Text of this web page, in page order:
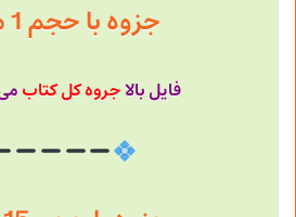
جزوه با حجم 1 مگابایت
فایل بالاجروهکل کتاب